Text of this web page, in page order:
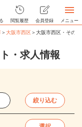
閲覧履歴 会員登録 メニュー
＞大阪市西区＞大阪市西区・その
・求人情報
絞り込む